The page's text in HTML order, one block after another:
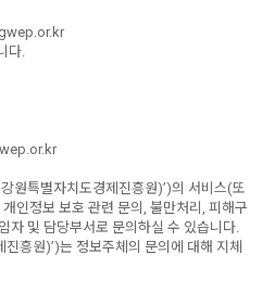
다.
원특별자치도경제진흥원)’)의 서비스(또
인정보 보호 관련 문의, 불만처리, 피해구
자 및 담당부서로 문의하실 수 있습니다.
흥원)’)는 정보주체의 문의에 대해 지체